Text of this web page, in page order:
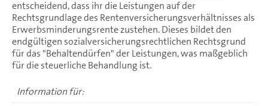
entscheidend, dass ihr die Leistungen auf der
Rechtsgrundlage des Rentenversicherungsverhältnisses als
Erwerbsminderungsrente zustehen. Dieses bildet den
endgültigen sozialversicherungsrechtlichen Rechtsgrund
für das "Behaltendürfen" der Leistungen, was maßgeblich
für die steuerliche Behandlung ist.
Information für: